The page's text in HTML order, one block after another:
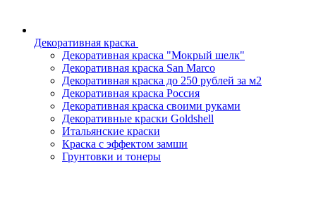
Декоративная краска
Декоративная краска "Мокрый шелк"
Декоративная краска San Marco
Декоративная краска до 250 рублей за м2
Декоративная краска Россия
Декоративная краска своими руками
Декоративные краски Goldshell
Итальянские краски
Краска с эффектом замши
Грунтовки и тонеры